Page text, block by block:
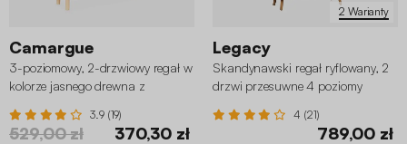
Camargue
3-poziomowy, 2-drzwiowy regał w
kolorze jasnego drewna z
3.9 (19)
529,00 zł 370,30 zł
2 Warianty
Legacy
Skandynawski regał ryflowany, 2
drzwi przesuwne 4 poziomy
4 (21)
789,00 zł